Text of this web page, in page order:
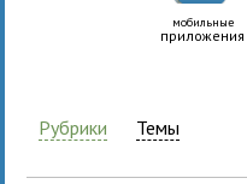
мобильные
приложения
Рубрики Темы